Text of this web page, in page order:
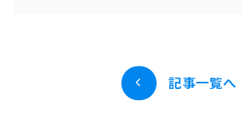
記事一覧へ